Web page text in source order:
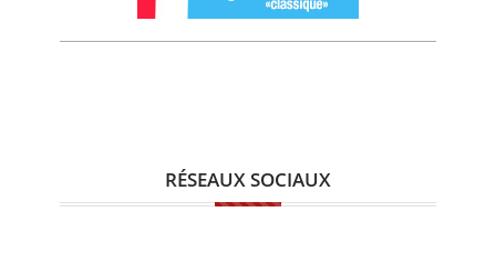
RÉSEAUX SOCIAUX